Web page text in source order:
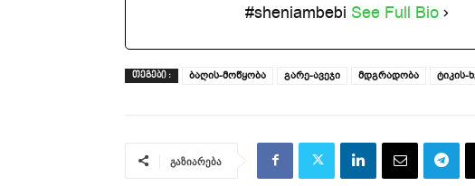
#sheniambebi See Full Bio
ᲗᲔᲒᲔᲑᲘ : ბაღის-მოწყობა გარე-ავეჯი მდგრადობა ტიკის-
გაზიარება